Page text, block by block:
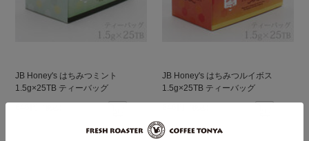
JB Honey's はちみつミント
1.5g×25TB ティーバッグ
JB Honey's はちみつルイボス
1.5g×25TB ティーバッグ